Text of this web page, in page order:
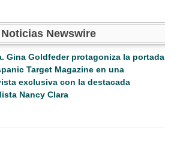
Noticias Newswire
Gina Goldfeder protagoniza la portada
Target Magazine en una
exclusiva con la destacada
Nancy Clara